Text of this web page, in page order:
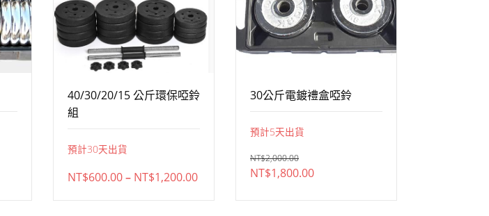
40/30/20/15 公斤環保啞鈴
組
預計30天出貨
NT$600.00– NT$1,200.00價
30公斤電鍍禮盒啞鈴
預計5天出貨
NT$2,000.00
原
NT$1,800.00目